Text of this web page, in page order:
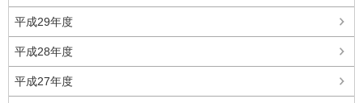
平成29年度
平成28年度
平成27年度